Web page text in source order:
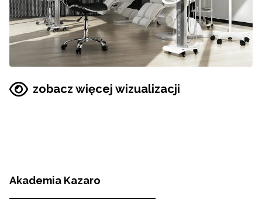
zobacz więcej wizualizacji
Akademia Kazaro